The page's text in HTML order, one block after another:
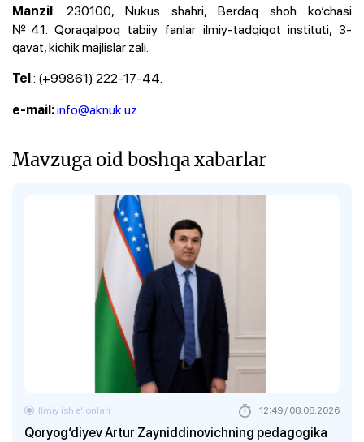
Manzil: 230100, Nukus shahri, Berdaq shoh ko‘chasi
№41. Qoraqalpoq tabiiy fanlar ilmiy-tadqiqot instituti, 3-
qavat, kichik majlislar zali.
Tel.: (+99861) 222-17-44.
e-mail:info@aknuk.uz
Mavzuga oid boshqa xabarlar
Qoryog‘diyev Artur Zayniddinovichning pedagogika
Ilmiy ish eʼlonlari 12:49 / 08.08.2026